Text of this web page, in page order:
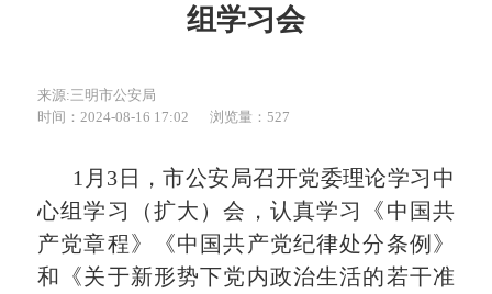
组学习会
来源:三明市公安局
时间：2024-08-16 17:02
浏览量：527
1月3日，市公安局召开党委理论学习中
心组学习（扩大）会，认真学习《中国共
产党章程》《中国共产党纪律处分条例》
和《关于新形势下党内政治生活的若干准